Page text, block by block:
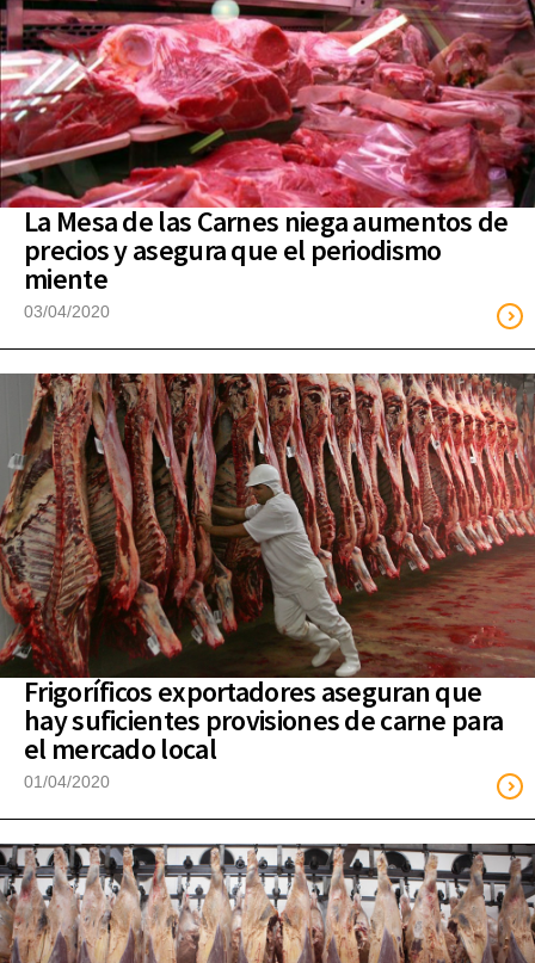
La Mesa de las Carnes niega aumentos de
precios y asegura que el periodismo
miente
03/04/2020
Frigoríficos exportadores aseguran que
hay suficientes provisiones de carne para
el mercado local
01/04/2020